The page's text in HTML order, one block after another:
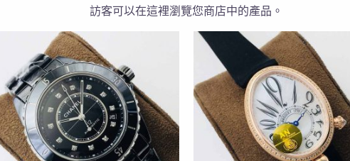
訪客可以在這裡瀏覽您商店中的產品。